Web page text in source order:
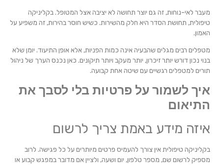
מעבר לאי-נוחות, זה גם יוצר תחושה לא יציבה אצל המטופל. בקליניקה
טיפולית, תחושת הסדר היא חלק מהשירות. כשיש חוסר בהירות, זה משפיע על
האמון.
מטפלים רבים מגלים שהבעיה אינה כמות הפניות, אלא אופן התיעוד. יומן שלא
בנוי נכון דורש יותר זיכרון, יותר מעקב ויותר תיקונים. כאן נכנס הערך של ניהול
תורים למטפלים רגשיים עם שיטה אחת קבועה.
איך לשמור על פרטיות בלי לסבך את
התיאום
איזה מידע באמת צריך לרשום
בקליניקה טיפולית אין צורך להעמיס פרטים מיותרים על כל פגישה. לרוב
מספיק לרשום שם, מספר טלפון, יום ושעה, ולציין אם מדובר במפגש קבוע או